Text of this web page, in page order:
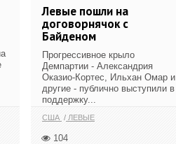
Левые пошли на
договорнячок с
Байденом
Прогрессивное крыло
Демпартии - Александрия
Оказио-Кортес, Ильхан Омар и
другие - публично выступили в
поддержку...
США ЛЕВЫЕ
104